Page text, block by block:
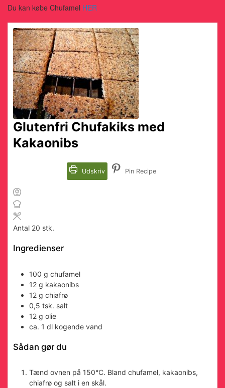
Du kan købe Chufamel HER
Glutenfri Chufakiks med
Kakaonibs
Udskriv Pin Recipe
Antal 20 stk.
Ingredienser
100 g chufamel
12 g kakaonibs
12 g chiafrø
0,5 tsk. salt
12 g olie
ca. 1 dl kogende vand
Sådan gør du
Tænd ovnen på 150°C. Bland chufamel, kakaonibs,
chiafrø og salt i en skål.